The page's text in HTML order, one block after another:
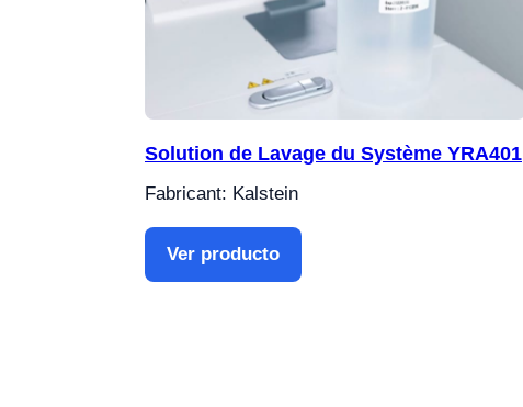
Solution de Lavage du Système YRA401
Fabricant: Kalstein
Ver producto